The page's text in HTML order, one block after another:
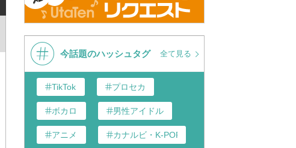
Backstreet Boys - Shape Of My
Backstreet Boys- Shape Of My
Heart (LIVE)
今話題のハッシュタグ 全て見る
TikTok プロセカ
ボカロ 男性アイドル
アニメ カナルビ・K-POP和訳